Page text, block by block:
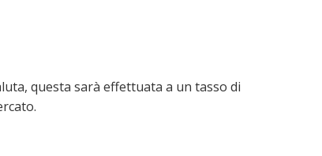
questa sarà effettuata a un tasso di